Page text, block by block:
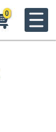
0
Toggle